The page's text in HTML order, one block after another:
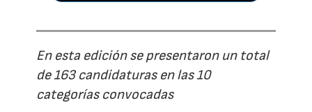
En esta edición se presentaron un total
de 163 candidaturas en las 10
categorías convocadas